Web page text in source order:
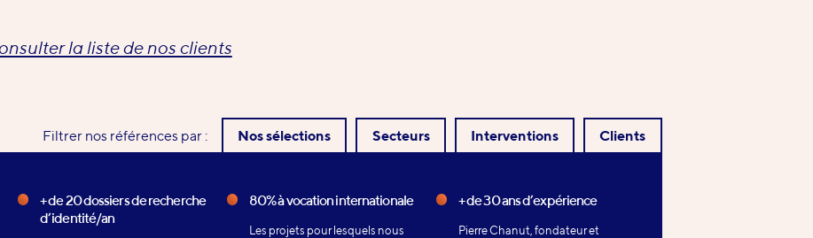
la liste de nos clients
Filtrer nos références par : Nos sélections Secteurs Interventions Clients
+ de 20 dossiers de recherche
d’identité/an
80% à vocation internationale
Les projets pour lesquels nous
+ de 30 ans d’expérience
Pierre Chanut, fondateur et